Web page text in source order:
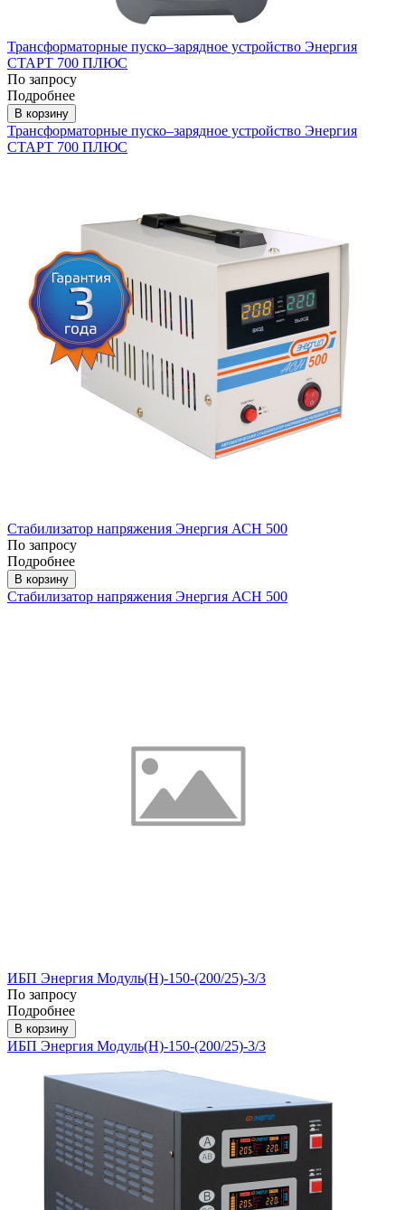
Трансформаторные пуско–зарядное устройство Энергия
СТАРТ 700 ПЛЮС
По запросу
Подробнее
В корзину
Трансформаторные пуско–зарядное устройство Энергия
СТАРТ 700 ПЛЮС
Стабилизатор напряжения Энергия АСН 500
По запросу
Подробнее
В корзину
Стабилизатор напряжения Энергия АСН 500
ИБП Энергия Модуль(H)-150-(200/25)-3/3
По запросу
Подробнее
В корзину
ИБП Энергия Модуль(H)-150-(200/25)-3/3